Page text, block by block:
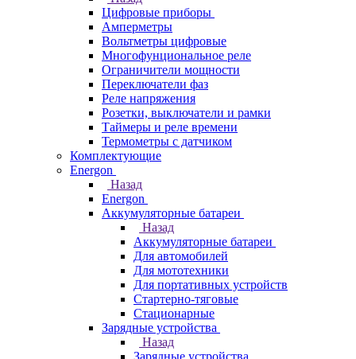
Цифровые приборы
Амперметры
Вольтметры цифровые
Многофунциональное реле
Ограничители мощности
Переключатели фаз
Реле напряжения
Розетки, выключатели и рамки
Таймеры и реле времени
Термометры c датчиком
Комплектующие
Energon
Назад
Energon
Аккумуляторные батареи
Назад
Аккумуляторные батареи
Для автомобилей
Для мототехники
Для портативных устройств
Стартерно-тяговые
Стационарные
Зарядные устройства
Назад
Зарядные устройства